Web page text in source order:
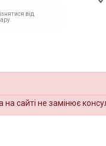
від
сайті не замінює